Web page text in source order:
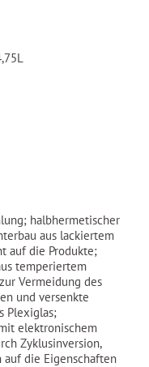
halbhermetischer
aus lackiertem
auf die Produkte;
temperiertem
Vermeidung des
und versenkte
Plexiglas;
elektronischem
Zyklusinversion,
die Eigenschaften